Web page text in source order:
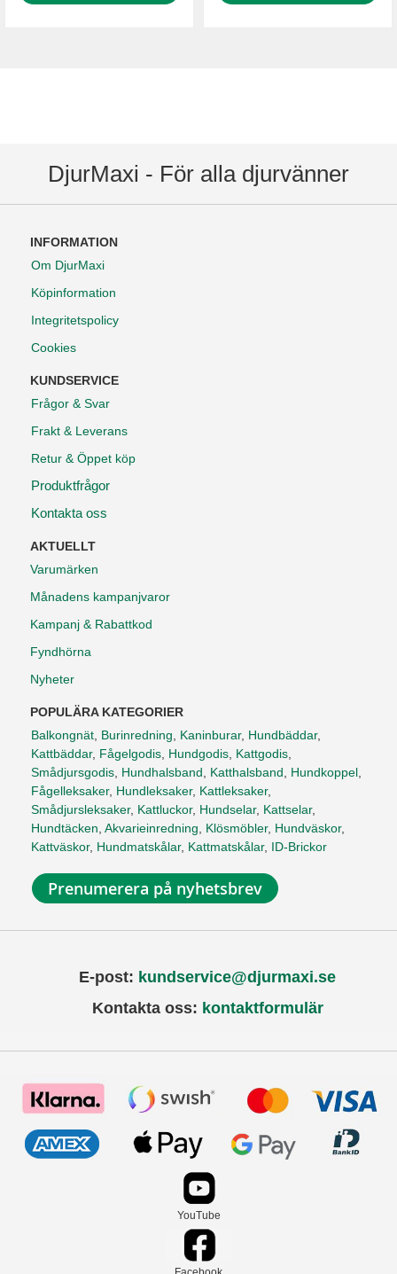
DjurMaxi - För alla djurvänner
INFORMATION
Om DjurMaxi
Köpinformation
Integritetspolicy
Cookies
KUNDSERVICE
Frågor & Svar
Frakt & Leverans
Retur & Öppet köp
Produktfrågor
Kontakta oss
AKTUELLT
Varumärken
Månadens kampanjvaror
Kampanj & Rabattkod
Fyndhörna
Nyheter
POPULÄRA KATEGORIER
Balkongnät, Burinredning, Kaninburar, Hundbäddar,
Kattbäddar, Fågelgodis, Hundgodis, Kattgodis,
Smådjursgodis, Hundhalsband, Katthalsband, Hundkoppel,
Fågelleksaker, Hundleksaker, Kattleksaker,
Smådjursleksaker, Kattluckor, Hundselar, Kattselar,
Hundtäcken, Akvarieinredning, Klösmöbler, Hundväskor,
Kattväskor, Hundmatskålar, Kattmatskålar, ID-Brickor
Prenumerera på nyhetsbrev
E-post: kundservice@djurmaxi.se
Kontakta oss: kontaktformulär
YouTube